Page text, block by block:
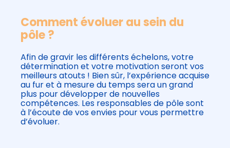
Comment évoluer au sein du
pôle ?
Afin de gravir les différents échelons, votre
détermination et votre motivation seront vos
meilleurs atouts ! Bien sûr, l’expérience acquise
au fur et à mesure du temps sera un grand
plus pour développer de nouvelles
compétences. Les responsables de pôle sont
à l’écoute de vos envies pour vous permettre
d’évoluer.